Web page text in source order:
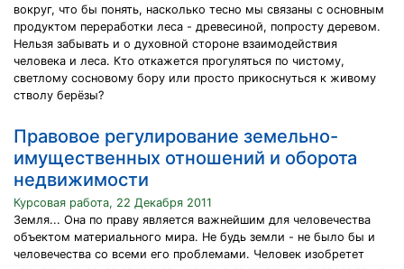
вокруг, что бы понять, насколько тесно мы связаны с основным
продуктом переработки леса - древесиной, попросту деревом.
Нельзя забывать и о духовной стороне взаимодействия
человека и леса. Кто откажется прогуляться по чистому,
светлому сосновому бору или просто прикоснуться к живому
стволу берёзы?
Правовое регулирование земельно-
имущественных отношений и оборота
недвижимости
Курсовая работа, 22 Декабря 2011
Земля... Она по праву является важнейшим для человечества
объектом материального мира. Не будь земли - не было бы и
человечества со всеми его проблемами. Человек изобретет